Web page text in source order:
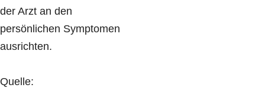
der Arzt an den
persönlichen Symptomen
ausrichten.
Quelle: